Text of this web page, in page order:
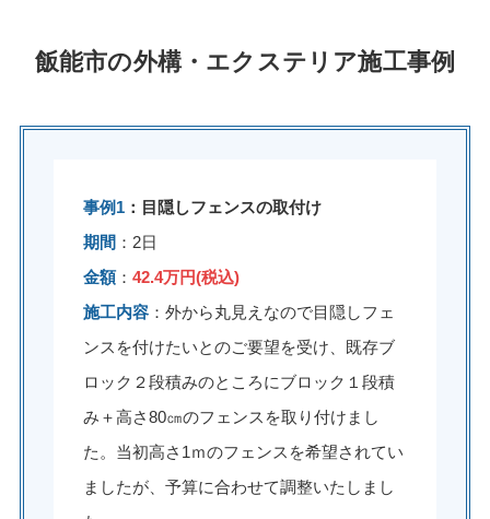
飯能市の外構・エクステリア施工事例
事例1：目隠しフェンスの取付け
期間 ：2日
金額： 42.4万円(税込)
施工内容：外から丸見えなので目隠しフェ
ンスを付けたいとのご要望を受け、既存ブ
ロック２段積みのところにブロック１段積
み＋高さ80㎝のフェンスを取り付けまし
た。当初高さ1ｍのフェンスを希望されてい
ましたが、予算に合わせて調整いたしまし